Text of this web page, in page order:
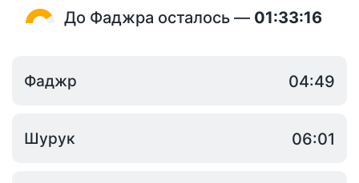
До Фаджра осталось — 01:33:15
Фаджр 04:49
Шурук 06:01